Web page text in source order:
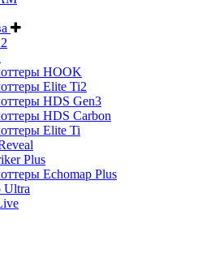
HOOK
Elite Ti2
HDS Gen3
HDS Carbon
Elite Ti
Plus
Echomap Plus
Ultra